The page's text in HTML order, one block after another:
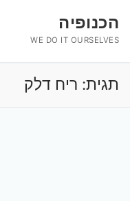
לתוכןהכנופיה
WE DO IT OURSELVES
תגית: ריח דלק